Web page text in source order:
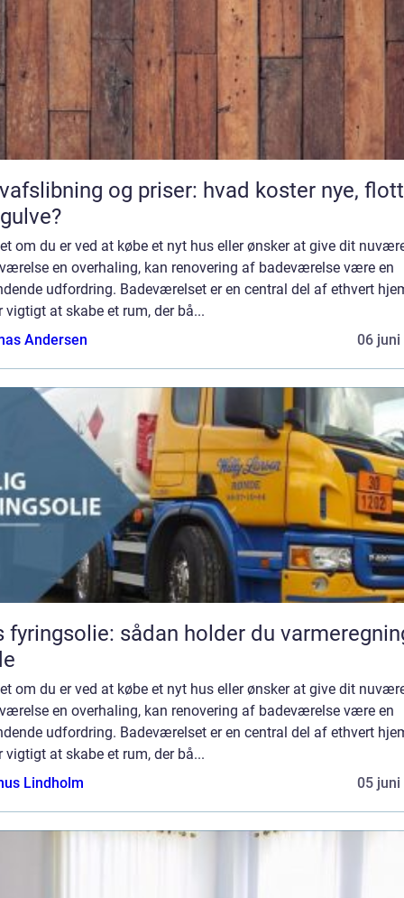
og priser: hvad koster nye,
om du er ved at købe et nyt hus eller ønsker at give dit
en overhaling, kan renovering af badeværelse være en
udfordring. Badeværelset er en central del af ethvert
vigtigt at skabe et rum, der bå...
Andersen
06 juni
fyringsolie: sådan holder du
om du er ved at købe et nyt hus eller ønsker at give dit
en overhaling, kan renovering af badeværelse være en
udfordring. Badeværelset er en central del af ethvert
vigtigt at skabe et rum, der bå...
Lindholm
05 juni